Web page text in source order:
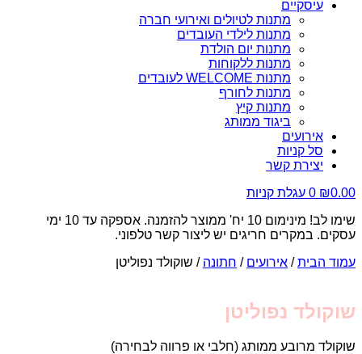
עיסקיים
מתנות לטיולים ואירועי חברה
מתנות לילדי העובדים
מתנות יום הולדת
מתנות ללקוחות
מתנות WELCOME לעובדים
מתנות לחורף
מתנות קיץ
ביגוד ממותג
אירועים
סל קניות
יצירת קשר
₪0.00
0 עגלת קניות
שימו לב! מינימום 10 יח' ממוצר להזמנה. אספקה עד 10 ימי
עסקים. במקרים חריגים יש ליצור קשר טלפוני.
עמוד הבית/ אירועים / חתונה / שוקולד נפוליטן
שוקולד נפוליטן
שוקולד מרובע ממותג (חלבי או פרווה לבחירה)